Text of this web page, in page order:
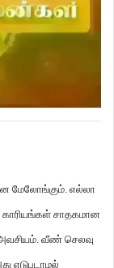
மேலோங்கும். எல்லா
காரியங்கள் சாதகமான
. வீண் செலவு
எடுபடாமல்